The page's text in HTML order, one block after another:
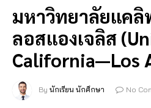
มหาวิทยาลัยแคลิ
ลอสแองเจลิส
California—Los
By นักเรียน นักศึกษา No